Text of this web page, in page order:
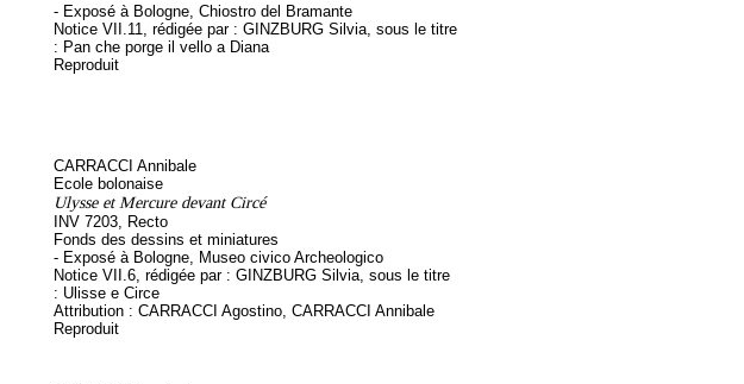
- Exposé à Bologne, Chiostro del Bramante
Notice VII.11, rédigée par : GINZBURG Silvia, sous le titre
: Pan che porge il vello a Diana
Reproduit
CARRACCI Annibale
Ecole bolonaise
Ulysse et Mercure devant Circé
INV 7203, Recto
Fonds des dessins et miniatures
- Exposé à Bologne, Museo civico Archeologico
Notice VII.6, rédigée par : GINZBURG Silvia, sous le titre
: Ulisse e Circe
Attribution : CARRACCI Agostino, CARRACCI Annibale
Reproduit